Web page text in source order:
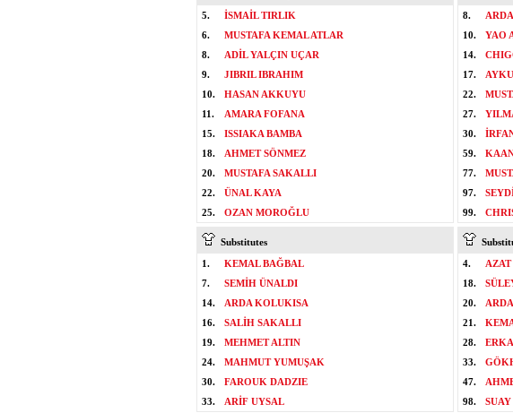
5.
İSMAİL TIRLIK
6.
MUSTAFA KEMAL ATLAR
8.
ADİL YALÇIN UÇAR
9.
JIBRIL IBRAHIM
10.
HASAN AKKUYU
11.
AMARA FOFANA
15.
ISSIAKA BAMBA
18.
AHMET SÖNMEZ
20.
MUSTAFA SAKALLI
22.
ÜNAL KAYA
25.
OZAN MOROĞLU
8.
10.
YAO
14.
17.
22.
27.
30.
59.
77.
97.
99.
Substitutes
1.
KEMAL BAĞBAL
7.
SEMİH ÜNALDI
14.
ARDA KOLUKISA
16.
SALİH SAKALLI
19.
MEHMET ALTIN
24.
MAHMUT YUMUŞAK
30.
FAROUK DADZIE
33.
ARİF UYSAL
4.
18.
20.
21.
28.
33.
47.
98.